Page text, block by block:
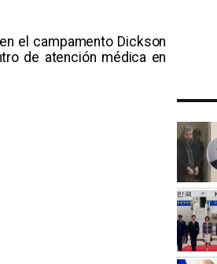
el campamento Dickson
de atención médica en